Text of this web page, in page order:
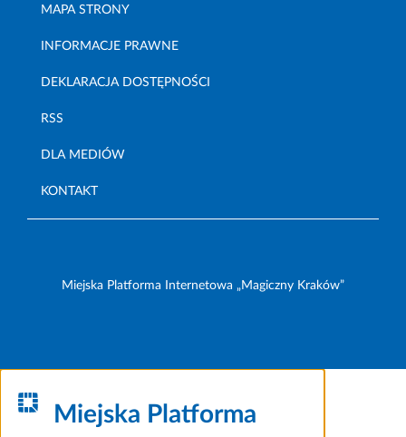
MAPA STRONY
INFORMACJE PRAWNE
DEKLARACJA DOSTĘPNOŚCI
RSS
DLA MEDIÓW
KONTAKT
Miejska Platforma Internetowa „Magiczny Kraków”
Miejska Platforma